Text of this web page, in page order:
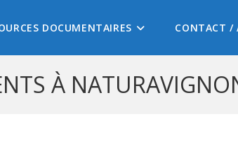
DOCUMENTAIRES CONTACT /
À